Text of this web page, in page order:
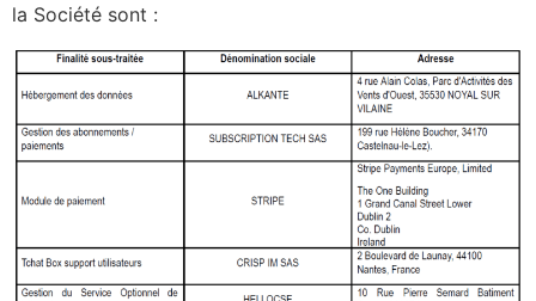
la Société sont :